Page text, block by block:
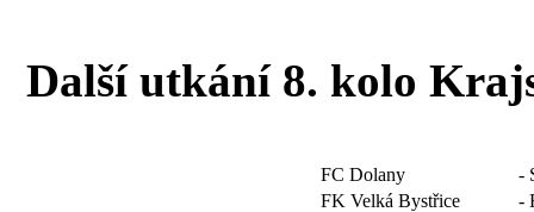
Další utkání 8. kolo
FC Dolany
-
FK Velká Bystřice
-